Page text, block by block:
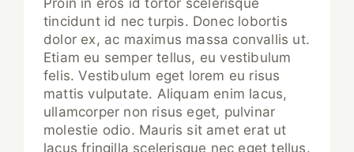
tincidunt id nec turpis. Donec lobortis
dolor ex, ac maximus massa convallis ut.
Etiam eu semper tellus, eu vestibulum
felis. Vestibulum eget lorem eu risus
mattis vulputate. Aliquam enim lacus,
ullamcorper non risus eget, pulvinar
molestie odio. Mauris sit amet erat ut
lacus fringilla scelerisque nec eget tellus.